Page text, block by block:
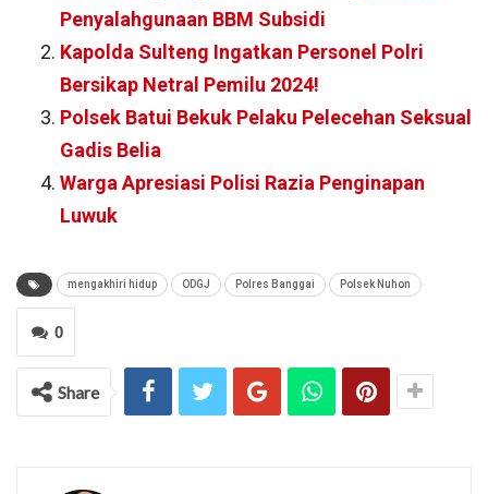
Penyalahgunaan BBM Subsidi
Kapolda Sulteng Ingatkan Personel Polri
Bersikap Netral Pemilu 2024!
Polsek Batui Bekuk Pelaku Pelecehan Seksual
Gadis Belia
Warga Apresiasi Polisi Razia Penginapan
Luwuk
mengakhiri hidup ODGJ Polres Banggai Polsek Nuhon
0
Share